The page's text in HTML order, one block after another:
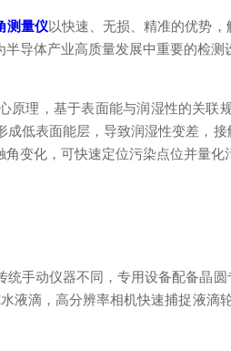
测量仪以快速、无损、精准的优势
导体产业高质量发展中重要的检测
，基于表面能与润湿性的关联
低表面能层，导致润湿性变差，
变化，可快速定位污染点位并量化
动仪器不同，专用设备配备晶
液滴，高分辨率相机快速捕捉液